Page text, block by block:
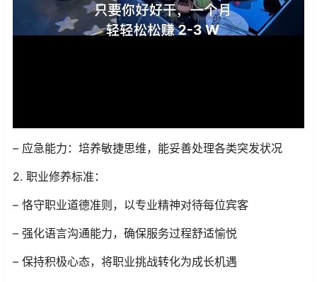
– 应急能力：培养敏捷思维，能妥善处理各类突发状况
2. 职业修养标准：
– 恪守职业道德准则，以专业精神对待每位宾客
– 强化语言沟通能力，确保服务过程舒适愉悦
– 保持积极心态，将职业挑战转化为成长机遇